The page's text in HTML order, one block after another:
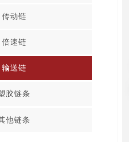
传动链
倍速链
输送链
胶链条
他链条